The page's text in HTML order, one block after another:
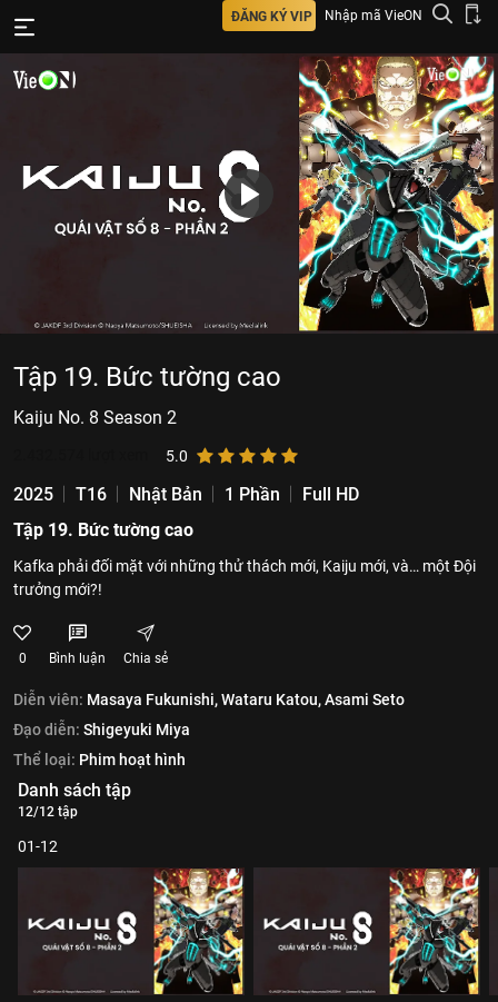
ĐĂNG KÝ VIP Nhập mã VieON
Tập 19. Bức tường cao
Kaiju No. 8 Season 2
5.0
2025 T16 Nhật Bản 1 Phần
Full HD
Tập 19. Bức tường cao
Kafka phải đối mặt với những thử thách mới, Kaiju mới, và… một Đội
trưởng mới?!
0 Bình luận Chia sẻ
Diễn viên: Masaya Fukunishi,Wataru Katou,Asami Seto
Đạo diễn: Shigeyuki Miya
Thể loại: Phim hoạt hình
Danh sách tập
12/12 tập
01-12